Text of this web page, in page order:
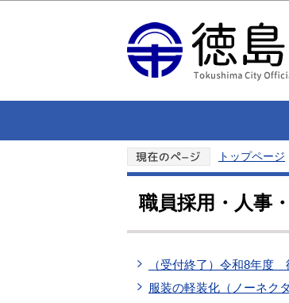
トップページ
職員採用・人事
（受付終了）令和8年度
服装の軽装化（ノーネク